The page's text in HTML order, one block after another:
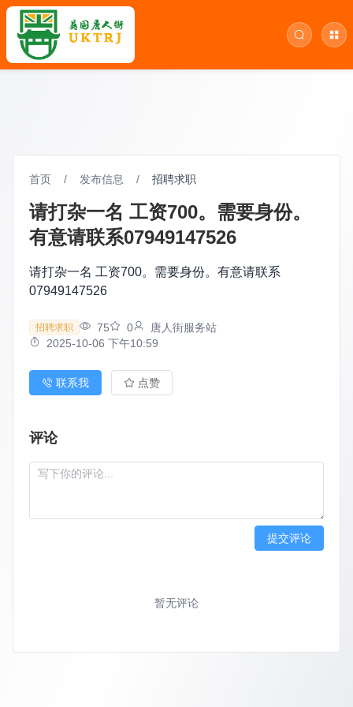
首页 / 发布信息 / 招聘求职
请打杂一名 工资700。需要身份。
有意请联系07949147526
请打杂一名 工资700。需要身份。有意请联系
07949147526
招聘求职 75 0
唐人街服务站
2025-10-06 下午10:59
联系我 点赞
评论
提交评论
暂无评论